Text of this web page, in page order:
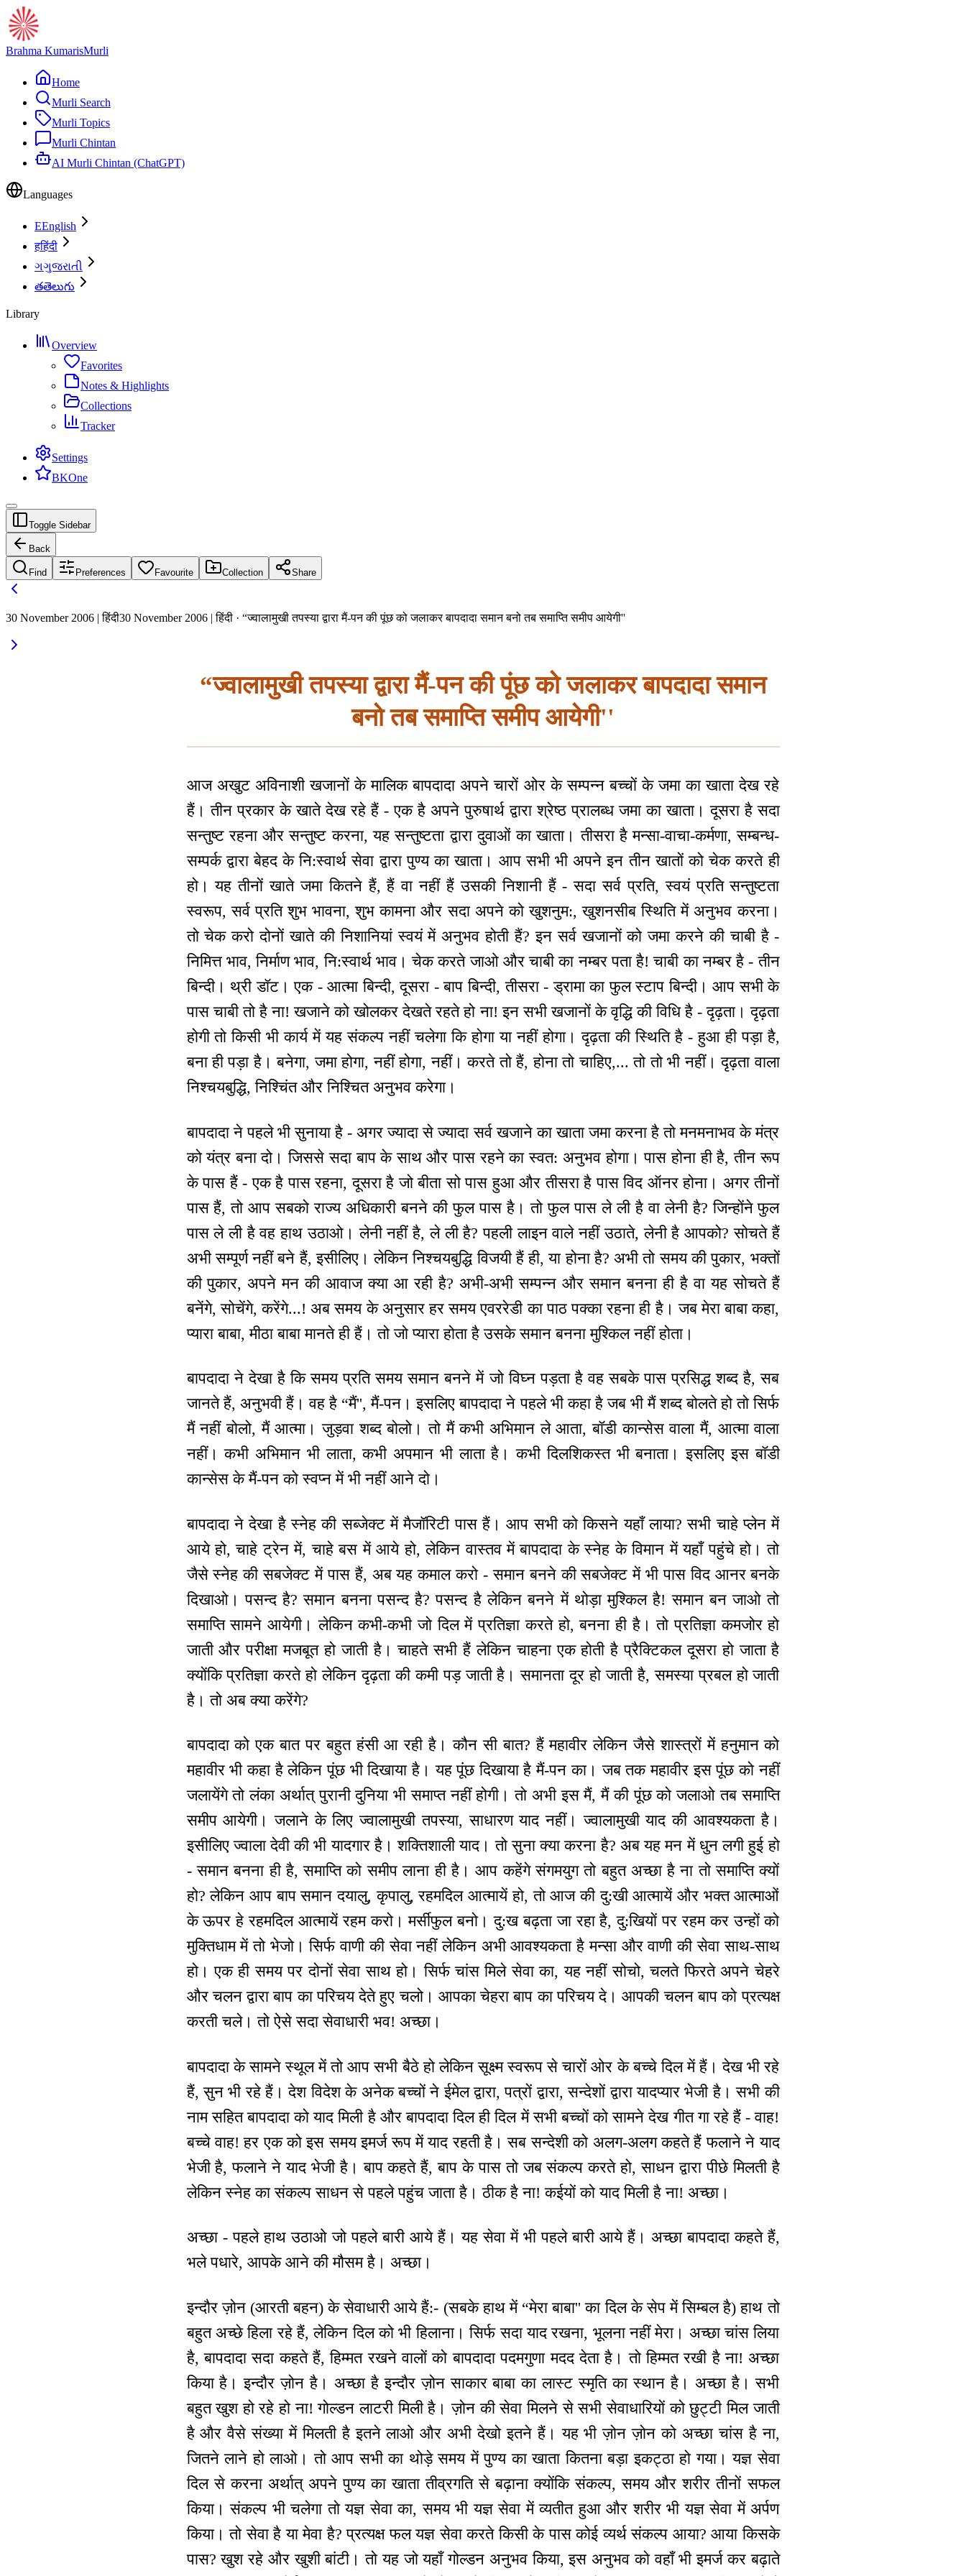
Brahma KumarisMurli
Home
Murli Search
Murli Topics
Murli Chintan
AI Murli Chintan (ChatGPT)
Languages
EEnglish
हहिंदी
ગગુજરાતી
తతెలుగు
Library
Overview
Favorites
Notes & Highlights
Collections
Tracker
Settings
BKOne
Toggle Sidebar
Back
Find Preferences Favourite Collection Share
30 November 2006 | हिंदी30 November 2006 | हिंदी · “ज्वालामुखी तपस्या द्वारा मैं-पन की पूंछ को जलाकर बापदादा समान बनो तब समाप्ति समीप आयेगी''
“ज्वालामुखी तपस्या द्वारा मैं-पन की पूंछ को जलाकर बापदादा समान
बनो तब समाप्ति समीप आयेगी''
आज अखुट अविनाशी खजानों के मालिक बापदादा अपने चारों ओर के सम्पन्न बच्चों के जमा का खाता देख रहे
हैं। तीन प्रकार के खाते देख रहे हैं - एक है अपने पुरुषार्थ द्वारा श्रेष्ठ प्रालब्ध जमा का खाता। दूसरा है सदा
सन्तुष्ट रहना और सन्तुष्ट करना, यह सन्तुष्टता द्वारा दुवाओं का खाता। तीसरा है मन्सा-वाचा-कर्मणा, सम्बन्ध-
सम्पर्क द्वारा बेहद के नि:स्वार्थ सेवा द्वारा पुण्य का खाता। आप सभी भी अपने इन तीन खातों को चेक करते ही
हो। यह तीनों खाते जमा कितने हैं, हैं वा नहीं हैं उसकी निशानी हैं - सदा सर्व प्रति, स्वयं प्रति सन्तुष्टता
स्वरूप, सर्व प्रति शुभ भावना, शुभ कामना और सदा अपने को खुशनुम:, खुशनसीब स्थिति में अनुभव करना।
तो चेक करो दोनों खाते की निशानियां स्वयं में अनुभव होती हैं? इन सर्व खजानों को जमा करने की चाबी है -
निमित्त भाव, निर्माण भाव, नि:स्वार्थ भाव। चेक करते जाओ और चाबी का नम्बर पता है! चाबी का नम्बर है - तीन
बिन्दी। थ्री डॉट। एक - आत्मा बिन्दी, दूसरा - बाप बिन्दी, तीसरा - ड्रामा का फुल स्टाप बिन्दी। आप सभी के
पास चाबी तो है ना! खजाने को खोलकर देखते रहते हो ना! इन सभी खजानों के वृद्धि की विधि है - दृढ़ता। दृढ़ता
होगी तो किसी भी कार्य में यह संकल्प नहीं चलेगा कि होगा या नहीं होगा। दृढ़ता की स्थिति है - हुआ ही पड़ा है,
बना ही पड़ा है। बनेगा, जमा होगा, नहीं होगा, नहीं। करते तो हैं, होना तो चाहिए,... तो तो भी नहीं। दृढ़ता वाला
निश्चयबुद्धि, निश्चिंत और निश्चित अनुभव करेगा।
बापदादा ने पहले भी सुनाया है - अगर ज्यादा से ज्यादा सर्व खजाने का खाता जमा करना है तो मनमनाभव के मंत्र
को यंत्र बना दो। जिससे सदा बाप के साथ और पास रहने का स्वत: अनुभव होगा। पास होना ही है, तीन रूप
के पास हैं - एक है पास रहना, दूसरा है जो बीता सो पास हुआ और तीसरा है पास विद ऑनर होना। अगर तीनों
पास हैं, तो आप सबको राज्य अधिकारी बनने की फुल पास है। तो फुल पास ले ली है वा लेनी है? जिन्होंने फुल
पास ले ली है वह हाथ उठाओ। लेनी नहीं है, ले ली है? पहली लाइन वाले नहीं उठाते, लेनी है आपको? सोचते हैं
अभी सम्पूर्ण नहीं बने हैं, इसीलिए। लेकिन निश्चयबुद्धि विजयी हैं ही, या होना है? अभी तो समय की पुकार, भक्तों
की पुकार, अपने मन की आवाज क्या आ रही है? अभी-अभी सम्पन्न और समान बनना ही है वा यह सोचते हैं
बनेंगे, सोचेंगे, करेंगे...! अब समय के अनुसार हर समय एवररेडी का पाठ पक्का रहना ही है। जब मेरा बाबा कहा,
प्यारा बाबा, मीठा बाबा मानते ही हैं। तो जो प्यारा होता है उसके समान बनना मुश्किल नहीं होता।
बापदादा ने देखा है कि समय प्रति समय समान बनने में जो विघ्न पड़ता है वह सबके पास प्रसिद्ध शब्द है, सब
जानते हैं, अनुभवी हैं। वह है “मैं'', मैं-पन। इसलिए बापदादा ने पहले भी कहा है जब भी मैं शब्द बोलते हो तो सिर्फ
मैं नहीं बोलो, मैं आत्मा। जुड़वा शब्द बोलो। तो मैं कभी अभिमान ले आता, बॉडी कान्सेस वाला मैं, आत्मा वाला
नहीं। कभी अभिमान भी लाता, कभी अपमान भी लाता है। कभी दिलशिकस्त भी बनाता। इसलिए इस बॉडी
कान्सेस के मैं-पन को स्वप्न में भी नहीं आने दो।
बापदादा ने देखा है स्नेह की सब्जेक्ट में मैजॉरिटी पास हैं। आप सभी को किसने यहाँ लाया? सभी चाहे प्लेन में
आये हो, चाहे ट्रेन में, चाहे बस में आये हो, लेकिन वास्तव में बापदादा के स्नेह के विमान में यहाँ पहुंचे हो। तो
जैसे स्नेह की सबजेक्ट में पास हैं, अब यह कमाल करो - समान बनने की सबजेक्ट में भी पास विद आनर बनके
दिखाओ। पसन्द है? समान बनना पसन्द है? पसन्द है लेकिन बनने में थोड़ा मुश्किल है! समान बन जाओ तो
समाप्ति सामने आयेगी। लेकिन कभी-कभी जो दिल में प्रतिज्ञा करते हो, बनना ही है। तो प्रतिज्ञा कमजोर हो
जाती और परीक्षा मजबूत हो जाती है। चाहते सभी हैं लेकिन चाहना एक होती है प्रैक्टिकल दूसरा हो जाता है
क्योंकि प्रतिज्ञा करते हो लेकिन दृढ़ता की कमी पड़ जाती है। समानता दूर हो जाती है, समस्या प्रबल हो जाती
है। तो अब क्या करेंगे?
बापदादा को एक बात पर बहुत हंसी आ रही है। कौन सी बात? हैं महावीर लेकिन जैसे शास्त्रों में हनुमान को
महावीर भी कहा है लेकिन पूंछ भी दिखाया है। यह पूंछ दिखाया है मैं-पन का। जब तक महावीर इस पूंछ को नहीं
जलायेंगे तो लंका अर्थात् पुरानी दुनिया भी समाप्त नहीं होगी। तो अभी इस मैं, मैं की पूंछ को जलाओ तब समाप्ति
समीप आयेगी। जलाने के लिए ज्वालामुखी तपस्या, साधारण याद नहीं। ज्वालामुखी याद की आवश्यकता है।
इसीलिए ज्वाला देवी की भी यादगार है। शक्तिशाली याद। तो सुना क्या करना है? अब यह मन में धुन लगी हुई हो
- समान बनना ही है, समाप्ति को समीप लाना ही है। आप कहेंगे संगमयुग तो बहुत अच्छा है ना तो समाप्ति क्यों
हो? लेकिन आप बाप समान दयालु, कृपालु, रहमदिल आत्मायें हो, तो आज की दु:खी आत्मायें और भक्त आत्माओं
के ऊपर हे रहमदिल आत्मायें रहम करो। मर्सीफुल बनो। दु:ख बढ़ता जा रहा है, दु:खियों पर रहम कर उन्हों को
मुक्तिधाम में तो भेजो। सिर्फ वाणी की सेवा नहीं लेकिन अभी आवश्यकता है मन्सा और वाणी की सेवा साथ-साथ
हो। एक ही समय पर दोनों सेवा साथ हो। सिर्फ चांस मिले सेवा का, यह नहीं सोचो, चलते फिरते अपने चेहरे
और चलन द्वारा बाप का परिचय देते हुए चलो। आपका चेहरा बाप का परिचय दे। आपकी चलन बाप को प्रत्यक्ष
करती चले। तो ऐसे सदा सेवाधारी भव! अच्छा।
बापदादा के सामने स्थूल में तो आप सभी बैठे हो लेकिन सूक्ष्म स्वरूप से चारों ओर के बच्चे दिल में हैं। देख भी रहे
हैं, सुन भी रहे हैं। देश विदेश के अनेक बच्चों ने ईमेल द्वारा, पत्रों द्वारा, सन्देशों द्वारा यादप्यार भेजी है। सभी की
नाम सहित बापदादा को याद मिली है और बापदादा दिल ही दिल में सभी बच्चों को सामने देख गीत गा रहे हैं - वाह!
बच्चे वाह! हर एक को इस समय इमर्ज रूप में याद रहती है। सब सन्देशी को अलग-अलग कहते हैं फलाने ने याद
भेजी है, फलाने ने याद भेजी है। बाप कहते हैं, बाप के पास तो जब संकल्प करते हो, साधन द्वारा पीछे मिलती है
लेकिन स्नेह का संकल्प साधन से पहले पहुंच जाता है। ठीक है ना! कईयों को याद मिली है ना! अच्छा।
अच्छा - पहले हाथ उठाओ जो पहले बारी आये हैं। यह सेवा में भी पहले बारी आये हैं। अच्छा बापदादा कहते हैं,
भले पधारे, आपके आने की मौसम है। अच्छा।
इन्दौर ज़ोन (आरती बहन) के सेवाधारी आये हैं:- (सबके हाथ में “मेरा बाबा'' का दिल के सेप में सिम्बल है) हाथ तो
बहुत अच्छे हिला रहे हैं, लेकिन दिल को भी हिलाना। सिर्फ सदा याद रखना, भूलना नहीं मेरा। अच्छा चांस लिया
है, बापदादा सदा कहते हैं, हिम्मत रखने वालों को बापदादा पदमगुणा मदद देता है। तो हिम्मत रखी है ना! अच्छा
किया है। इन्दौर ज़ोन है। अच्छा है इन्दौर ज़ोन साकार बाबा का लास्ट स्मृति का स्थान है। अच्छा है। सभी
बहुत खुश हो रहे हो ना! गोल्डन लाटरी मिली है। ज़ोन की सेवा मिलने से सभी सेवाधारियों को छुट्टी मिल जाती
है और वैसे संख्या में मिलती है इतने लाओ और अभी देखो इतने हैं। यह भी ज़ोन ज़ोन को अच्छा चांस है ना,
जितने लाने हो लाओ। तो आप सभी का थोड़े समय में पुण्य का खाता कितना बड़ा इकट्ठा हो गया। यज्ञ सेवा
दिल से करना अर्थात् अपने पुण्य का खाता तीव्रगति से बढ़ाना क्योंकि संकल्प, समय और शरीर तीनों सफल
किया। संकल्प भी चलेगा तो यज्ञ सेवा का, समय भी यज्ञ सेवा में व्यतीत हुआ और शरीर भी यज्ञ सेवा में अर्पण
किया। तो सेवा है या मेवा है? प्रत्यक्ष फल यज्ञ सेवा करते किसी के पास कोई व्यर्थ संकल्प आया? आया किसके
पास? खुश रहे और खुशी बांटी। तो यह जो यहाँ गोल्डन अनुभव किया, इस अनुभव को वहाँ भी इमर्ज कर बढ़ाते